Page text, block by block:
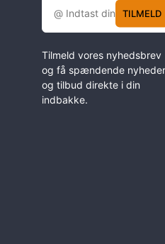
TILMELD
Tilmeld vores nyhedsbrev
og få spændende nyheder
og tilbud direkte i din
indbakke.